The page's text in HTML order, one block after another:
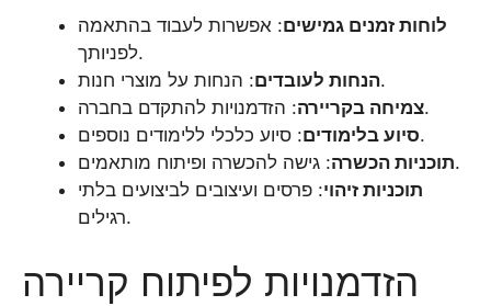
לוחות זמנים גמישים: אפשרות לעבוד בהתאמה
לפניותך.
הנחות לעובדים: הנחות על מוצרי חנות.
צמיחה בקריירה: הזדמנויות להתקדם בחברה.
סיוע בלימודים: סיוע כלכלי ללימודים נוספים.
תוכניות הכשרה: גישה להכשרה ופיתוח מותאמים.
תוכניות זיהוי: פרסים ועיצובים לביצועים בלתי
רגילים.
הזדמנויות לפיתוח קריירה